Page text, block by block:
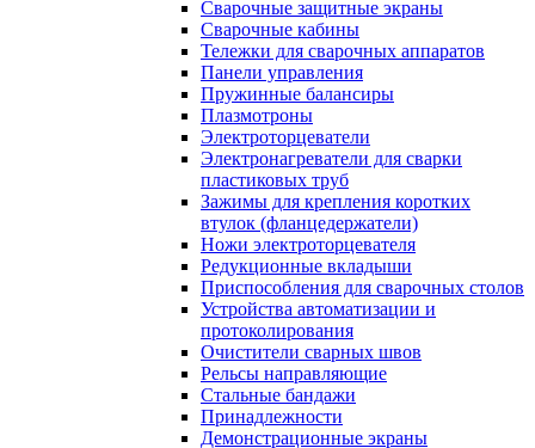
Сварочные защитные экраны
Сварочные кабины
Тележки для сварочных аппаратов
Панели управления
Пружинные балансиры
Плазмотроны
Электроторцеватели
Электронагреватели для сварки
пластиковых труб
Зажимы для крепления коротких
втулок (фланцедержатели)
Ножи электроторцевателя
Редукционные вкладыши
Приспособления для сварочных столов
Устройства автоматизации и
протоколирования
Очистители сварных швов
Рельсы направляющие
Стальные бандажи
Принадлежности
Демонстрационные экраны